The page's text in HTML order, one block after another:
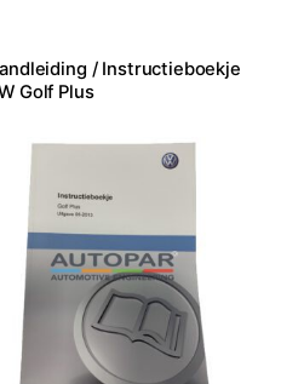
/ Instructieboekje
Golf Plus